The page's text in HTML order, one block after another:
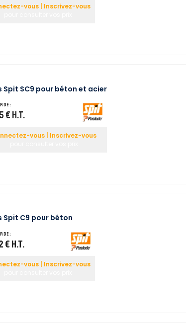
vous | Inscrivez-vous
Spit SC9 pour béton et acier
de :
€H.T.
vous | Inscrivez-vous
Spit C9 pour béton
de :
€ H.T.
vous | Inscrivez-vous